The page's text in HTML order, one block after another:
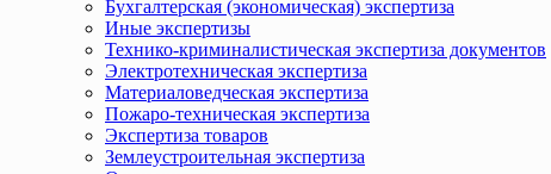
Бухгалтерская (экономическая) экспертиза
Иные экспертизы
Технико-криминалистическая экспертиза документов
Электротехническая экспертиза
Материаловедческая экспертиза
Пожаро-техническая экспертиза
Экспертиза товаров
Землеустроительная экспертиза